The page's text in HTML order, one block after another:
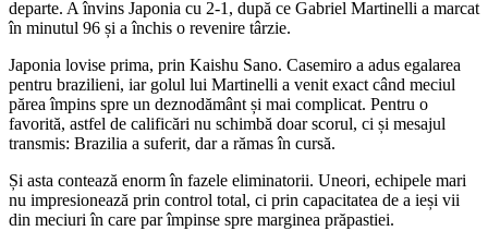
departe. A învins Japonia cu 2-1, după ce Gabriel Martinelli a marcat
în minutul 96 și a închis o revenire târzie.
Japonia lovise prima, prin Kaishu Sano. Casemiro a adus egalarea
pentru brazilieni, iar golul lui Martinelli a venit exact când meciul
părea împins spre un deznodământ și mai complicat. Pentru o
favorită, astfel de calificări nu schimbă doar scorul, ci și mesajul
transmis: Brazilia a suferit, dar a rămas în cursă.
Și asta contează enorm în fazele eliminatorii. Uneori, echipele mari
nu impresionează prin control total, ci prin capacitatea de a ieși vii
din meciuri în care par împinse spre marginea prăpastiei.